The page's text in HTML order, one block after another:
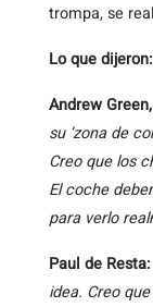
trompa, se
Lo que dijeron:
Andrew
su ‘zona de
Creo que los
El coche
para verlo
Paul de Resta:
idea. Creo